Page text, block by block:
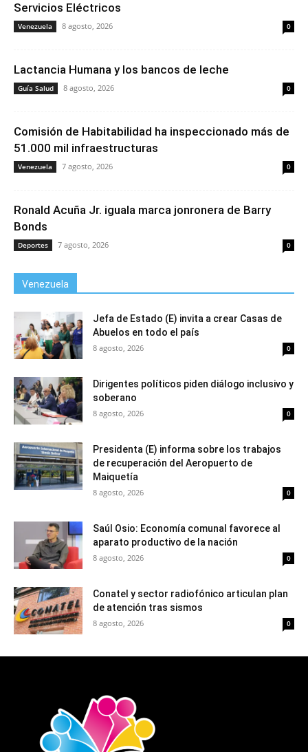
Servicios Eléctricos
Venezuela 8 agosto, 2026 0
Lactancia Humana y los bancos de leche
Guía Salud 8 agosto, 2026 0
Comisión de Habitabilidad ha inspeccionado más de
51.000 mil infraestructuras
Venezuela 7 agosto, 2026 0
Ronald Acuña Jr. iguala marca jonronera de Barry
Bonds
Deportes 7 agosto, 2026 0
Venezuela
Jefa de Estado (E) invita a crear Casas de
Abuelos en todo el país
8 agosto, 2026 0
Dirigentes políticos piden diálogo inclusivo y
soberano
8 agosto, 2026 0
Presidenta (E) informa sobre los trabajos
de recuperación del Aeropuerto de
Maiquetía
8 agosto, 2026 0
Saúl Osio: Economía comunal favorece al
aparato productivo de la nación
8 agosto, 2026 0
Conatel y sector radiofónico articulan plan
de atención tras sismos
8 agosto, 2026 0